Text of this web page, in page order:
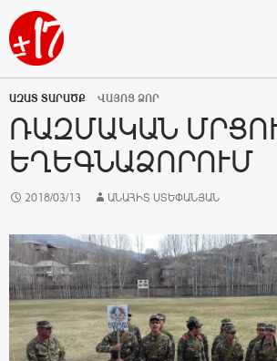
Որոնում
ԱՆՑՆԵԼ ԲՈՎԱՆԴԱԿՈՒԹՅԱՆԸ
ԱԶԱՏ ՏԱՐԱԾՔ ՎԱՅՈՑ ՁՈՐ
ՌԱԶՄԱԿԱՆ
ԵՂԵԳՆԱՁՈՐՈՒՄ
2018/03/13 ԱՆԱՀԻՏ ՍՏԵՓԱՆՅԱՆ